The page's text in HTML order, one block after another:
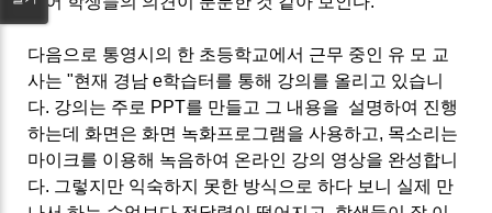
다음으로 통영시의 한 초등학교에서 근무 중인 유 모 교
사는 "현재 경남 e학습터를 통해 강의를 올리고 있습니
다. 강의는 주로 PPT를 만들고 그 내용을 설명하여 진행
하는데 화면은 화면 녹화프로그램을 사용하고, 목소리는
마이크를 이용해 녹음하여 온라인 강의 영상을 완성합니
다. 그렇지만 익숙하지 못한 방식으로 하다 보니 실제 만